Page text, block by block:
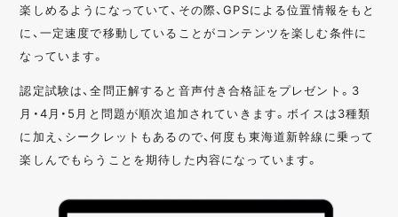
楽しめるようになっていて、その際、GPSによる位置情報をもと
に、一定速度で移動していることがコンテンツを楽しむ条件に
なっています。
認定試験は、全問正解すると音声付き合格証をプレゼント。3
月・4月・5月と問題が順次追加されていきます。ボイスは3種類
に加え、シークレットもあるので、何度も東海道新幹線に乗って
楽しんでもらうことを期待した内容になっています。